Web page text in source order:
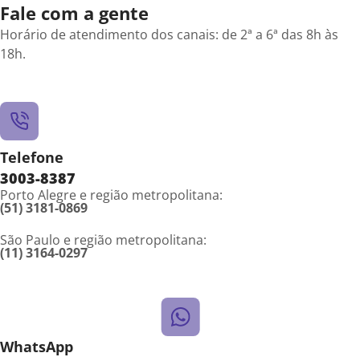
Fale com a gente
Horário de atendimento dos canais: de 2ª a 6ª das 8h às
18h.
Telefone
3003-8387
Porto Alegre e região metropolitana:
(51) 3181-0869
São Paulo e região metropolitana:
(11) 3164-0297
WhatsApp